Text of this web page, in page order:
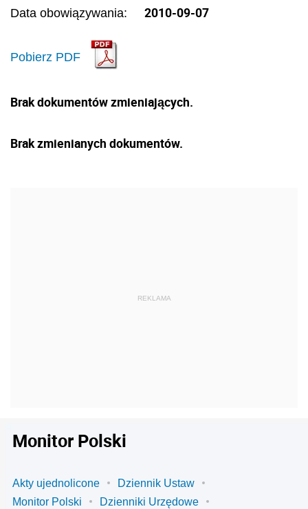
Data obowiązywania: 2010-09-07
Pobierz PDF
Brak dokumentów zmieniających.
Brak zmienianych dokumentów.
Monitor Polski
Akty ujednolicone
Dziennik Ustaw
Monitor Polski
Dzienniki Urzędowe